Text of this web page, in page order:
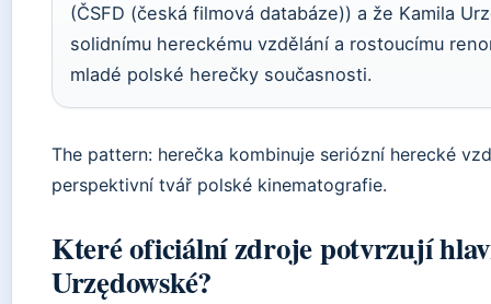
(ČSFD (česká filmová databáze)) a že Kamila
solidnímu hereckému vzdělání a rostoucímu
mladé polské herečky současnosti.
The pattern: herečka kombinuje seriózní herecké
perspektivní tvář polské kinematografie.
Které oficiální zdroje potvrzují
Urzędowské?